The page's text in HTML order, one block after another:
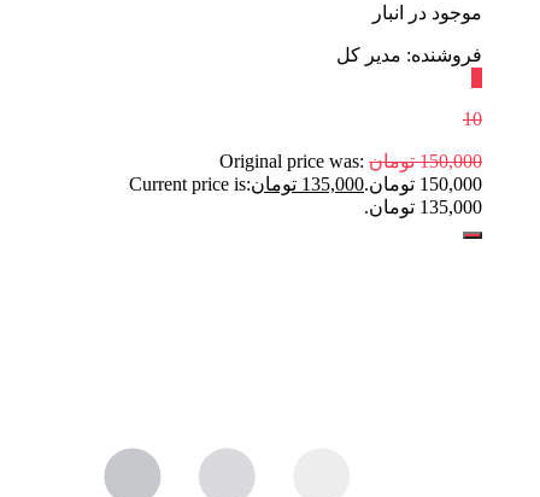
موجود در انبار
فروشنده: مدیر کل
10
150,000 تومان Original price was:
150,000 تومان.
135,000 تومانCurrent price is:
135,000 تومان.